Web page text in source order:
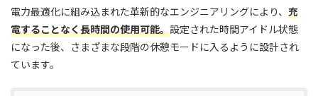
電力最適化に組み込まれた革新的なエンジニアリングにより、 充
電することなく長時間の使用可能。設定された時間アイドル状態
になった後、さまざまな段階の休憩モードに入るように設計され
ています。